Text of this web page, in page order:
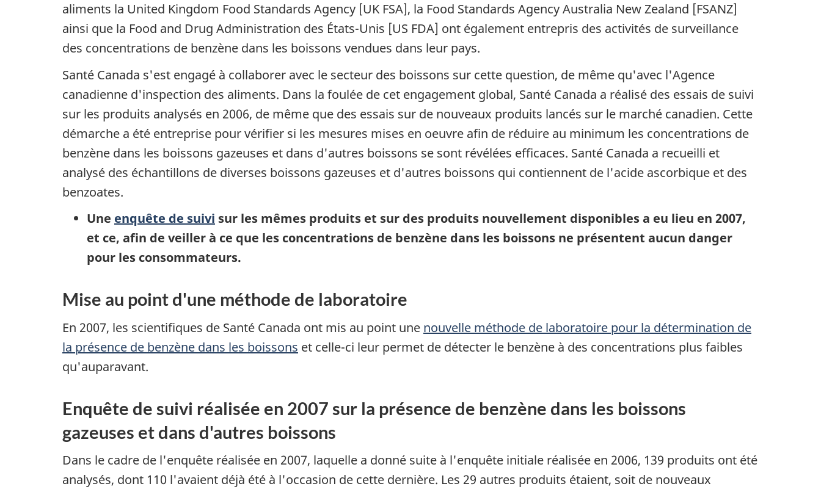
aliments la United Kingdom Food Standards Agency [UK FSA], la Food Standards Agency Australia New Zealand [FSANZ]
ainsi que la Food and Drug Administration des États-Unis [US FDA] ont également entrepris des activités de surveillance
des concentrations de benzène dans les boissons vendues dans leur pays.
Santé Canada s'est engagé à collaborer avec le secteur des boissons sur cette question, de même qu'avec l'Agence
canadienne d'inspection des aliments. Dans la foulée de cet engagement global, Santé Canada a réalisé des essais de suivi
sur les produits analysés en 2006, de même que des essais sur de nouveaux produits lancés sur le marché canadien. Cette
démarche a été entreprise pour vérifier si les mesures mises en oeuvre afin de réduire au minimum les concentrations de
benzène dans les boissons gazeuses et dans d'autres boissons se sont révélées efficaces. Santé Canada a recueilli et
analysé des échantillons de diverses boissons gazeuses et d'autres boissons qui contiennent de l'acide ascorbique et des
benzoates.
Une enquête de suivi sur les mêmes produits et sur des produits nouvellement disponibles a eu lieu en 2007,
et ce, afin de veiller à ce que les concentrations de benzène dans les boissons ne présentent aucun danger
pour les consommateurs.
Mise au point d'une méthode de laboratoire
En 2007, les scientifiques de Santé Canada ont mis au point une nouvelle méthode de laboratoire pour la détermination de
la présence de benzène dans les boissons et celle-ci leur permet de détecter le benzène à des concentrations plus faibles
qu'auparavant.
Enquête de suivi réalisée en 2007 sur la présence de benzène dans les boissons
gazeuses et dans d'autres boissons
Dans le cadre de l'enquête réalisée en 2007, laquelle a donné suite à l'enquête initiale réalisée en 2006, 139 produits ont été
analysés, dont 110 l'avaient déjà été à l'occasion de cette dernière. Les 29 autres produits étaient, soit de nouveaux